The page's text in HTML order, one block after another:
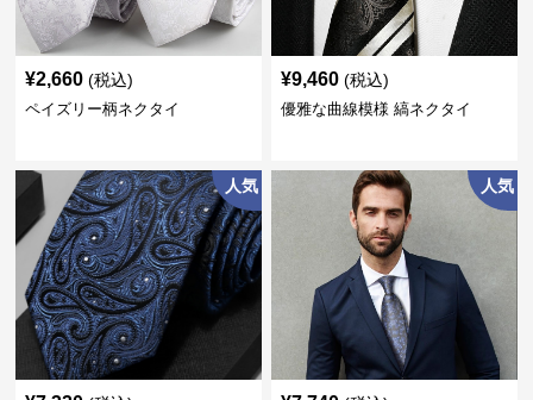
¥2,660 (税込)
ペイズリー柄ネクタイ
¥9,460 (税込)
優雅な曲線模様 縞ネクタイ
人気 人気